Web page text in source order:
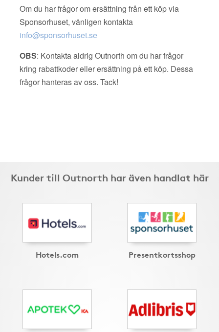
Om du har frågor om ersättning från ett köp via
Sponsorhuset, vänligen kontakta
info@sponsorhuset.se
OBS: Kontakta aldrig Outnorth om du har frågor
kring rabattkoder eller ersättning på ett köp. Dessa
frågor hanteras av oss. Tack!
Kunder till Outnorth har även handlat här
Hotels.com Presentkortsshop